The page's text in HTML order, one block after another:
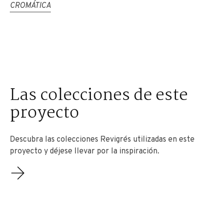
CROMÁTICA
Las colecciones de este
proyecto
Descubra las colecciones Revigrés utilizadas en este
proyecto y déjese llevar por la inspiración.